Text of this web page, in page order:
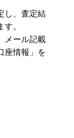
し、査定結
。
メール記載
座情報」を